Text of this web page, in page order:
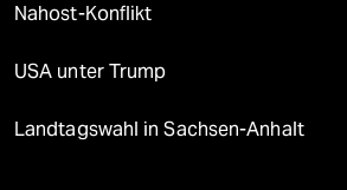
Nahost-Konflikt
USA unter Trump
Landtagswahl in Sachsen-Anhalt